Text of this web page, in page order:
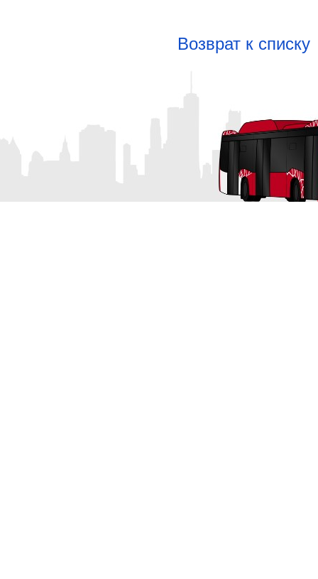
Возврат к списку